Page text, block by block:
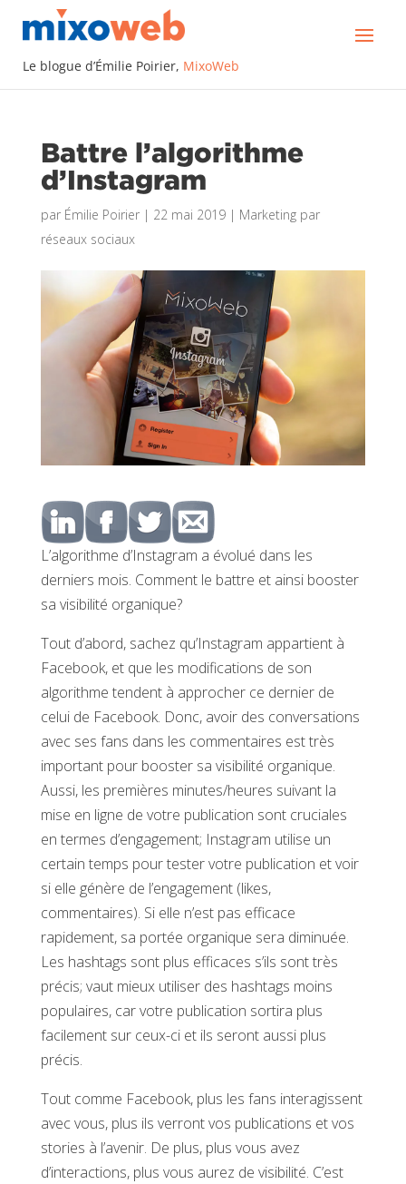
Le blogue d’Émilie Poirier, MixoWeb
Battre l’algorithme
d’Instagram
par Émilie Poirier| 22 mai 2019| Marketing par
réseaux sociaux
L’algorithme d’Instagram a évolué dans les
derniers mois. Comment le battre et ainsi booster
sa visibilité organique?
Tout d’abord, sachez qu’Instagram appartient à
Facebook, et que les modifications de son
algorithme tendent à approcher ce dernier de
celui de Facebook. Donc, avoir des conversations
avec ses fans dans les commentaires est très
important pour booster sa visibilité organique.
Aussi, les premières minutes/heures suivant la
mise en ligne de votre publication sont cruciales
en termes d’engagement; Instagram utilise un
certain temps pour tester votre publication et voir
si elle génère de l’engagement (likes,
commentaires). Si elle n’est pas efficace
rapidement, sa portée organique sera diminuée.
Les hashtags sont plus efficaces s’ils sont très
précis; vaut mieux utiliser des hashtags moins
populaires, car votre publication sortira plus
facilement sur ceux-ci et ils seront aussi plus
précis.
Tout comme Facebook, plus les fans interagissent
avec vous, plus ils verront vos publications et vos
stories à l’avenir. De plus, plus vous avez
d’interactions, plus vous aurez de visibilité. C’est